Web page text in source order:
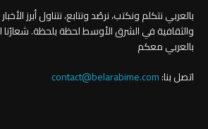
بالعربي نتكلم ونكتب، نرصُد ونتابع، نتناول أبرز
والثقافية في الشرق الأوسط لحظة بلحظة. شعارُنا
بالعربي معكم
اتصل بنا:contact@belarabime.com